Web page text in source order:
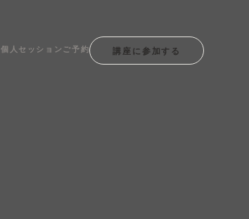
個人セッションご予約 講座に参加する